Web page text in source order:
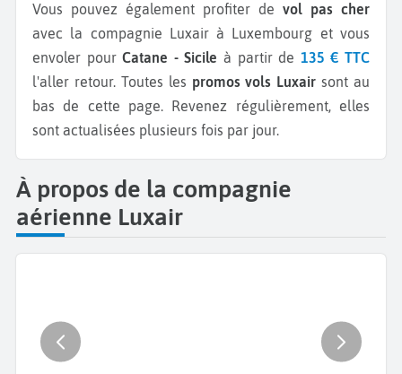
Vous pouvez également profiter de vol pas cher
avec la compagnie Luxair à Luxembourg et vous
envoler pourCatane - Sicile à partir de 135 € TTC
l'aller retour. Toutes les promos vols Luxair sont au
bas de cette page. Revenez régulièrement, elles
sont actualisées plusieurs fois par jour.
À propos de la compagnie
aérienne Luxair